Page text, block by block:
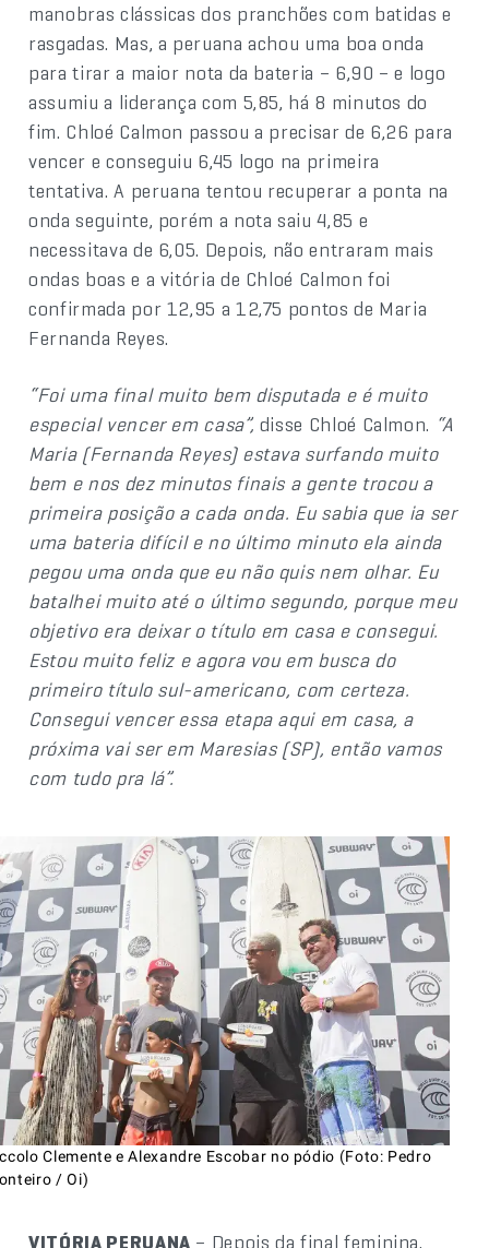
manobras clássicas dos pranchões com batidas e
rasgadas. Mas, a peruana achou uma boa onda
para tirar a maior nota da bateria – 6,90 – e logo
assumiu a liderança com 5,85, há 8 minutos do
fim. Chloé Calmon passou a precisar de 6,26 para
vencer e conseguiu 6,45 logo na primeira
tentativa. A peruana tentou recuperar a ponta na
onda seguinte, porém a nota saiu 4,85 e
necessitava de 6,05. Depois, não entraram mais
ondas boas e a vitória de Chloé Calmon foi
confirmada por 12,95 a 12,75 pontos de Maria
Fernanda Reyes.
“Foi uma final muito bem disputada e é muito
especial vencer em casa”, disse Chloé Calmon. “A
Maria (Fernanda Reyes) estava surfando muito
bem e nos dez minutos finais a gente trocou a
primeira posição a cada onda. Eu sabia que ia ser
uma bateria difícil e no último minuto ela ainda
pegou uma onda que eu não quis nem olhar. Eu
batalhei muito até o último segundo, porque meu
objetivo era deixar o título em casa e consegui.
Estou muito feliz e agora vou em busca do
primeiro título sul-americano, com certeza.
Consegui vencer essa etapa aqui em casa, a
próxima vai ser em Maresias (SP), então vamos
com tudo pra lá”.
Clemente e Alexandre Escobar no pódio (Foto: Pedro
/ Oi)
VITÓRIA PERUANA – Depois da final feminina,